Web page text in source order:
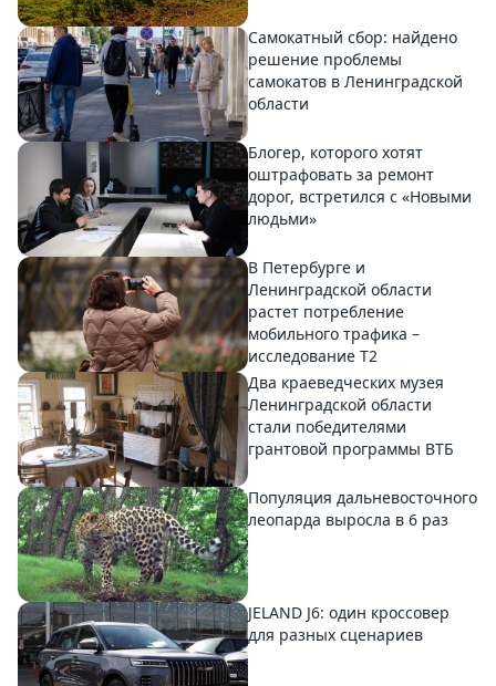
Самокатный сбор: найдено
решение проблемы
самокатов в Ленинградской
области
Блогер, которого хотят
оштрафовать за ремонт
дорог, встретился с «Новыми
людьми»
В Петербурге и
Ленинградской области
растет потребление
мобильного трафика –
исследование T2
Два краеведческих музея
Ленинградской области
стали победителями
грантовой программы ВТБ
Популяция дальневосточного
леопарда выросла в 6 раз
JELAND J6: один кроссовер
для разных сценариев